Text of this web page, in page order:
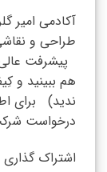
آکادمی امیر
طراحی و
پیشرفت
هم ببینید و
ندید) برای
درخواست
اشتراک